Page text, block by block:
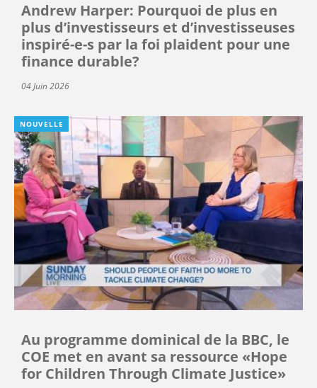
Andrew Harper: Pourquoi de plus en
plus d’investisseurs et d’investisseuses
inspiré-e-s par la foi plaident pour une
finance durable?
04 Juin 2026
NOUVELLE
Au programme dominical de la BBC, le
COE met en avant sa ressource «Hope
for Children Through Climate Justice»